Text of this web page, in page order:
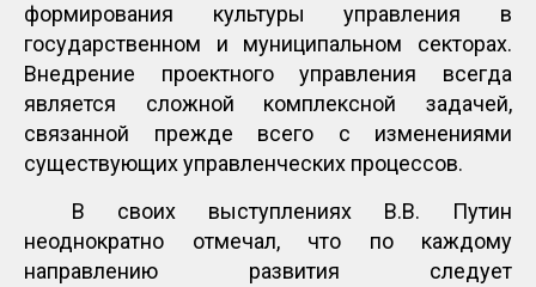
формирования культуры управления в
государственном и муниципальном секторах.
Внедрение проектного управления всегда
является сложной комплексной задачей,
связанной прежде всего с изменениями
существующих управленческих процессов.
В своих выступлениях В.В. Путин
неоднократно отмечал, что по каждому
направлению развития следует